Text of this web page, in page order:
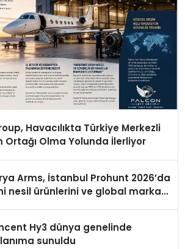
Havacılıkta Türkiye Merkezli
Ortağı Olma Yolunda İlerliyor
Arms, İstanbul Prohunt 2026’da
nesil ürünlerini ve global marka
Hy3 dünya genelinde
sunuldu